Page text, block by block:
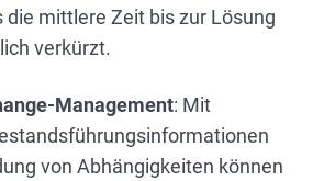
die mittlere Zeit bis zur Lösung
verkürzt.
Management: Mit
von Abhängigkeiten können